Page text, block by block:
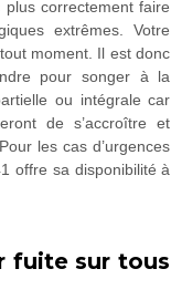
correctement faire
extrêmes. Votre
moment. Il est donc
pour songer à la
ou intégrale car
de s’accroître et
les cas d’urgences
offre sa disponibilité à
fuite sur tous